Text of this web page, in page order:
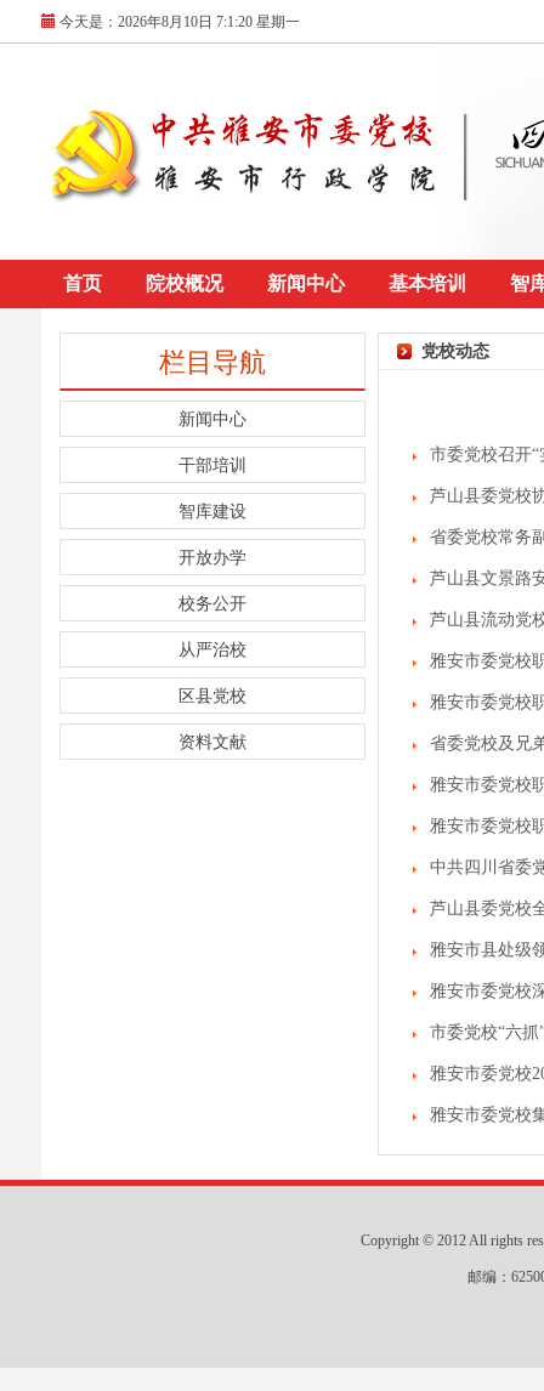
今天是： 2026年8月10日 7:1:20 星期一
首页 院校概况 新闻中心 基本培训 智
栏目导航
新闻中心
干部培训
智库建设
开放办学
校务公开
从严治校
区县党校
资料文献
党校动态
市委党校召开
芦山县委党校
省委党校常务
芦山县文景路
芦山县流动党
雅安市委党校
雅安市委党校
省委党校及兄
雅安市委党校
雅安市委党校
中共四川省委
芦山县委党校
雅安市县处级
雅安市委党校
市委党校“六
雅安市委党校
雅安市委党校
Copyright © 2012 All rights
邮编：